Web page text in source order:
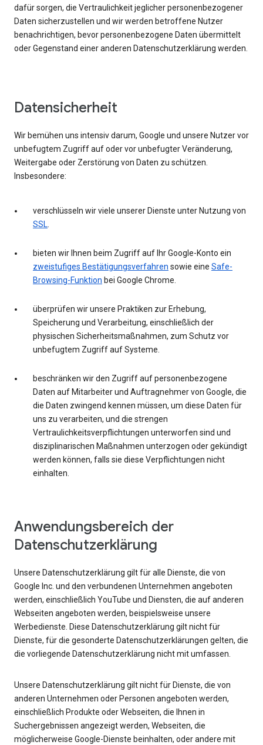
dafür sorgen, die Vertraulichkeit jeglicher personenbezogener
Daten sicherzustellen und wir werden betroffene Nutzer
benachrichtigen, bevor personenbezogene Daten übermittelt
oder Gegenstand einer anderen Datenschutzerklärung werden.
Datensicherheit
Wir bemühen uns intensiv darum, Google und unsere Nutzer vor
unbefugtem Zugriff auf oder vor unbefugter Veränderung,
Weitergabe oder Zerstörung von Daten zu schützen.
Insbesondere:
verschlüsseln wir viele unserer Dienste unter Nutzung von
SSL.
bieten wir Ihnen beim Zugriff auf Ihr Google-Konto ein
zweistufiges Bestätigungsverfahren sowie eine Safe-
Browsing-Funktion bei Google Chrome.
überprüfen wir unsere Praktiken zur Erhebung,
Speicherung und Verarbeitung, einschließlich der
physischen Sicherheitsmaßnahmen, zum Schutz vor
unbefugtem Zugriff auf Systeme.
beschränken wir den Zugriff auf personenbezogene
Daten auf Mitarbeiter und Auftragnehmer von Google, die
die Daten zwingend kennen müssen, um diese Daten für
uns zu verarbeiten, und die strengen
Vertraulichkeitsverpflichtungen unterworfen sind und
disziplinarischen Maßnahmen unterzogen oder gekündigt
werden können, falls sie diese Verpflichtungen nicht
einhalten.
Anwendungsbereich der
Datenschutzerklärung
Unsere Datenschutzerklärung gilt für alle Dienste, die von
Google Inc. und den verbundenen Unternehmen angeboten
werden, einschließlich YouTube und Diensten, die auf anderen
Webseiten angeboten werden, beispielsweise unsere
Werbedienste. Diese Datenschutzerklärung gilt nicht für
Dienste, für die gesonderte Datenschutzerklärungen gelten, die
die vorliegende Datenschutzerklärung nicht mit umfassen.
Unsere Datenschutzerklärung gilt nicht für Dienste, die von
anderen Unternehmen oder Personen angeboten werden,
einschließlich Produkte oder Webseiten, die Ihnen in
Suchergebnissen angezeigt werden, Webseiten, die
möglicherweise Google-Dienste beinhalten, oder andere mit